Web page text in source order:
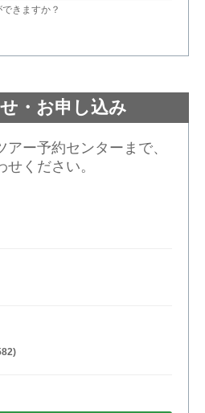
きますか？
・お申し込み
ー予約センターまで、
ください。